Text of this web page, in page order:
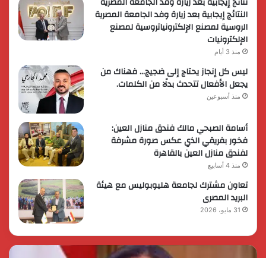
النتائج إيجابية بعد زيارة وفد الجامعة المصرية
الروسية لمصنع الإلكترونياتروسية لمصنع
الإلكترونيات
منذ 3 أيام
ليس كل إنجاز يحتاج إلى ضجيج… فهناك من
يجعل الأفعال تتحدث بدلًا من الكلمات.
منذ أسبوعين
أسامة الصبحي مالك فندق منازل العين:
فخور بفريقي الذي عكس صورة مشرفة
لفندق منازل العين بالقاهرة
منذ 4 أسابيع
تعاون مشترك لجامعة هليوبوليس مع هيئة
البريد المصرى
31 مايو، 2026
رئيس